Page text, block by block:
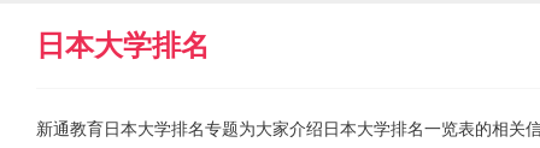
日本大学排名
新通教育日本大学排名专题为大家介绍日本大学排名一览表的相